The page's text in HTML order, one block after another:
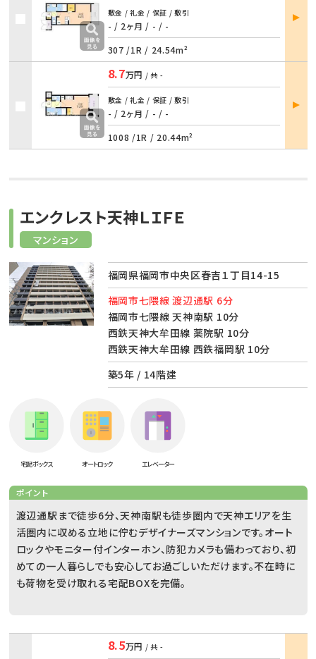
敷金 / 礼金 / 保証 / 敷引
- / 2ヶ月 / - / -
307 /1R / 24.54m²
部屋
詳細
8.7万円 / 共 -
敷金 / 礼金 / 保証 / 敷引
- / 2ヶ月 / - / -
1008 /1R / 20.44m²
部屋
詳細
マンション
エンクレスト天神ＬＩＦＥ
福岡県福岡市中央区春吉１丁目14-15
福岡市七隈線 渡辺通駅 6分
福岡市七隈線 天神南駅 10分
西鉄天神大牟田線 薬院駅 10分
西鉄天神大牟田線 西鉄福岡駅 10分
築5年 / 14階建
宅配ボックス オートロック エレベーター
ポイント
渡辺通駅まで徒歩6分、天神南駅も徒歩圏内で天神エリアを生
活圏内に収める立地に佇むデザイナーズマンションです。オート
ロックやモニター付インターホン、防犯カメラも備わっており、初
めての一人暮らしでも安心してお過ごしいただけます。不在時に
も荷物を受け取れる宅配BOXを完備。
8.5万円 / 共 -